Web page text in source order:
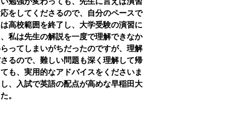
をしてくださるので、自分のペースで
高校範囲を終了し、大学受験の演習に
私は先生の解説を一度で理解できなか
ってしまいがちだったのですが、理解
るので、難しい問題も深く理解して帰
も、実用的なアドバイスをくださいま
、入試で英語の配点が高めな早稲田大
。